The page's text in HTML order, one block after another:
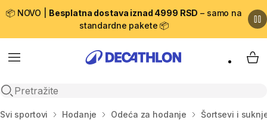
📦 NOVO | Besplatna dostava iznad 4999 RSD – samo na
standardne pakete 📦
Menu
Open search
My
Početna stranica
Svi sportovi Hodanje Odeća za hodanje Šortsevi i